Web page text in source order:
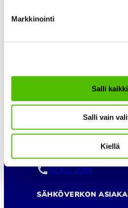
Markkinointi
Salli kaikki
Salli vain
Kiellä
KAUKOLÄMMÖN
02 621 2085
SÄHKÖVERKON